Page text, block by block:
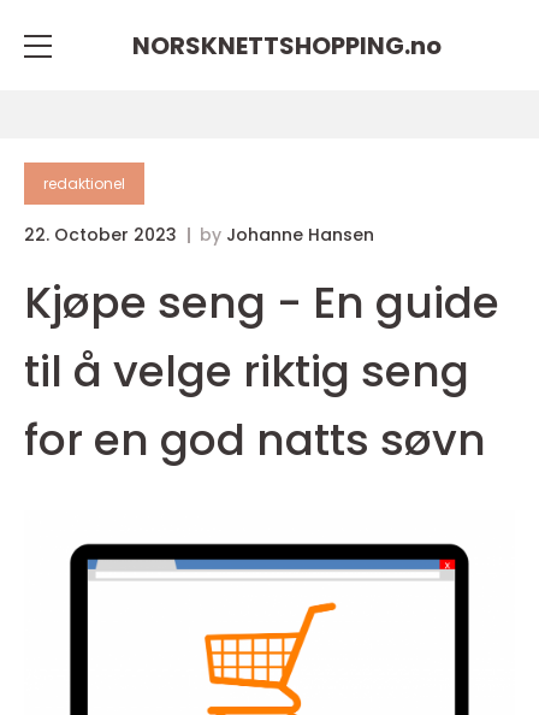
NORSKNETTSHOPPING.no
redaktionel
22. October 2023 by Johanne Hansen
Kjøpe seng - En guide
til å velge riktig seng
for en god natts søvn